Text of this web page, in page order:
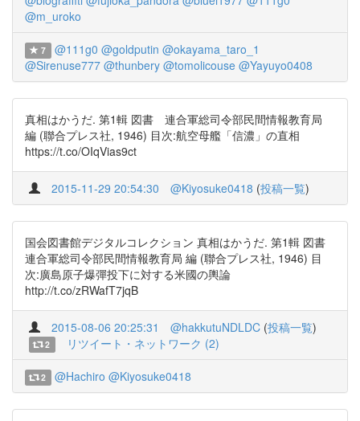
@m_uroko
7 @111g0 @goldputin @okayama_taro_1
@Sirenuse777 @thunbery @tomolicouse @Yayuyo0408
真相はかうだ. 第1輯 図書 連合軍総司令部民間情報教育局
編 (聯合プレス社, 1946) 目次:航空母艦「信濃」の直相
https://t.co/OIqVias9ct
2015-11-29 20:54:30 @Kiyosuke0418 (投稿一覧)
国会図書館デジタルコレクション 真相はかうだ. 第1輯 図書
連合軍総司令部民間情報教育局 編 (聯合プレス社, 1946) 目
次:廣島原子爆彈投下に対する米國の輿論
http://t.co/zRWafT7jqB
2015-08-06 20:25:31 @hakkutuNDLDC (投稿一覧)
2 リツイート・ネットワーク (2)
2 @Hachiro @Kiyosuke0418